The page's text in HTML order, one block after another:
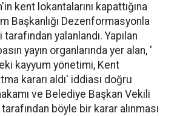
kent lokantalarını kapattığına
Başkanlığı Dezenformasyonla
yalanlandı. Yapılan
yayın organlarında yer alan, '
kayyum yönetimi, Kent
kararı aldı' iddiası doğru
ve Belediye Başkan Vekili
böyle bir karar alınması